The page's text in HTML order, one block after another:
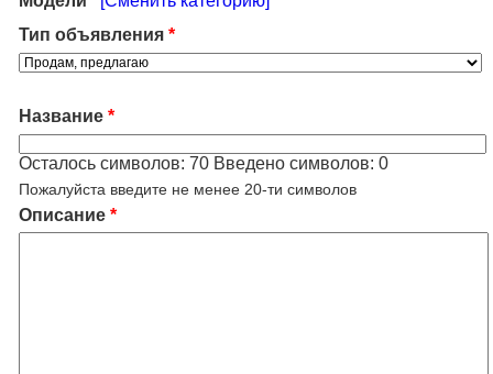
Тип объявления *
Название *
Осталось символов: 70 Введено символов: 0
Пожалуйста введите не менее 20-ти символов
Описание *